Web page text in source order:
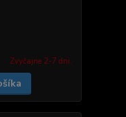
Zvyčajne 2-7 dni.